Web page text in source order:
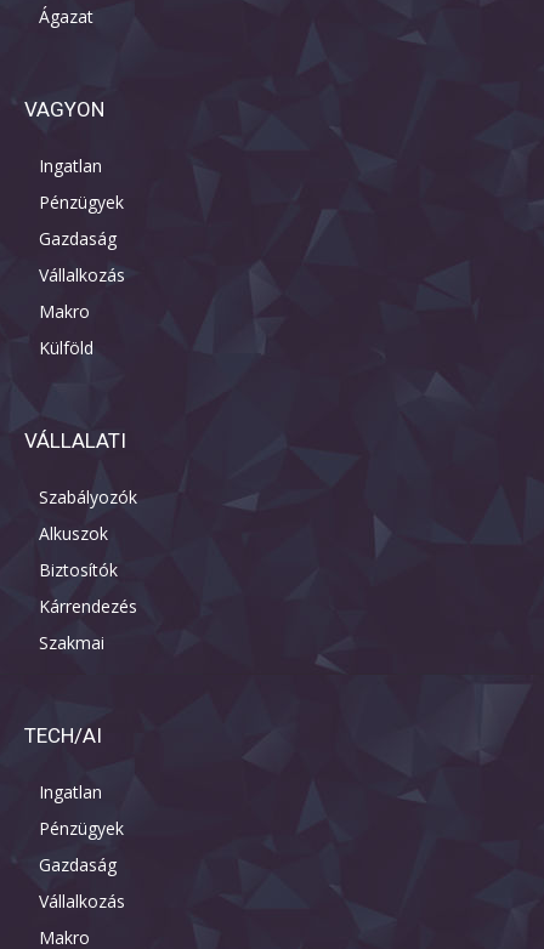
Ágazat
VAGYON
Ingatlan
Pénzügyek
Gazdaság
Vállalkozás
Makro
Külföld
VÁLLALATI
Szabályozók
Alkuszok
Biztosítók
Kárrendezés
Szakmai
TECH/AI
Ingatlan
Pénzügyek
Gazdaság
Vállalkozás
Makro